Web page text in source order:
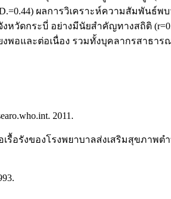
ผลการวิเคราะห์ความสัมพัน
กระบี่ อย่างมีนัยสำคัญทางสถิติ
พอและต่อเนื่อง รวมทั้งบุคลากรสาธ
2011.
งของโรงพยาบาลส่งเสริมสุขภาพต